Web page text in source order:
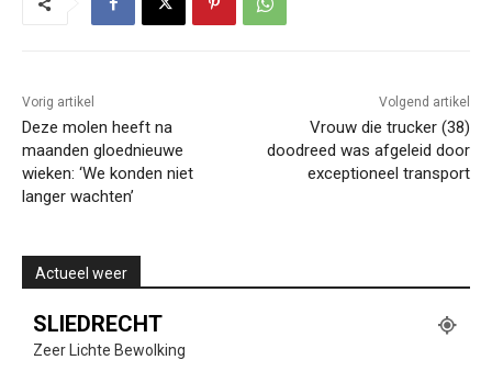
Vorig artikel
Deze molen heeft na
maanden gloednieuwe
wieken: ‘We konden niet
langer wachten’
Volgend artikel
Vrouw die trucker (38)
doodreed was afgeleid door
exceptioneel transport
Actueel weer
SLIEDRECHT
Zeer Lichte Bewolking